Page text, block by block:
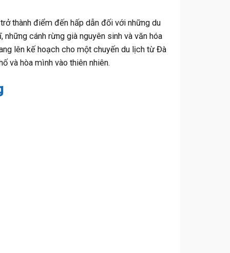
thành điểm đến hấp dẫn đối với những du
cánh rừng già nguyên sinh và văn hóa
lên kế hoạch cho một chuyến du lịch từ Đà
và hòa mình vào thiên nhiên.